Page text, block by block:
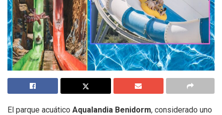
El parque acuático Aqualandia Benidorm, considerado uno